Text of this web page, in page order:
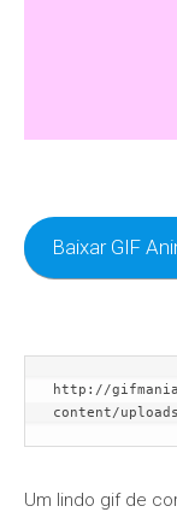
Baixar GIF
http://
content/
Um lindo gif de